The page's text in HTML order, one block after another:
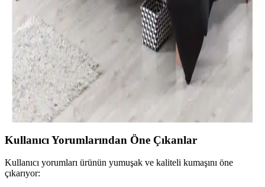
Özdilek'in çeşitli tasarımlarıyla, konfor ve şıklığı bir arada sunan tek
kişilik nevresim takımları, kaliteli kumaşlar ve uygun fiyat
seçenekleriyle odanızı yenilemenize yardımcı olur.
Modern Yatak Odası Dekorasyonunda Siyah Tek
Kişilik Nevresim Takımı Seçenekleri ve İpuçları
Modern yatak odalarında siyah tek kişilik nevresim takımları, şıklık
ve fonksiyonelliği bir arada sunar. Kaliteli malzeme ve doğru bakım
ile uzun ömür sağlar, dekorasyona şıklık katar.
Kullanıcı Yorumlarından Öne Çıkanlar
Kullanıcı yorumları ürünün yumuşak ve kaliteli kumaşını öne
çıkarıyor: